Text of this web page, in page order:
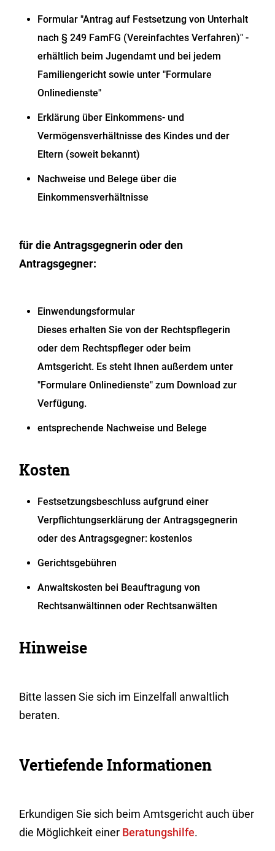
Formular "Antrag auf Festsetzung von Unterhalt
nach § 249 FamFG (Vereinfachtes Verfahren)" -
erhältlich beim Jugendamt und bei jedem
Familiengericht sowie unter "Formulare
Onlinedienste"
Erklärung über Einkommens- und
Vermögensverhältnisse des Kindes und der
Eltern (soweit bekannt)
Nachweise und Belege über die
Einkommensverhältnisse
für die Antragsgegnerin oder den
Antragsgegner:
Einwendungsformular
Dieses erhalten Sie von der Rechtspflegerin
oder dem Rechtspfleger oder beim
Amtsgericht. Es steht Ihnen außerdem unter
"Formulare Onlinedienste" zum Download zur
Verfügung.
entsprechende Nachweise und Belege
Kosten
Festsetzungsbeschluss aufgrund einer
Verpflichtungserklärung der Antragsgegnerin
oder des Antragsgegner: kostenlos
Gerichtsgebühren
Anwaltskosten bei Beauftragung von
Rechtsanwältinnen oder Rechtsanwälten
Hinweise
Bitte lassen Sie sich im Einzelfall anwaltlich
beraten.
Vertiefende Informationen
Erkundigen Sie sich beim Amtsgericht auch über
die Möglichkeit einer Beratungshilfe.